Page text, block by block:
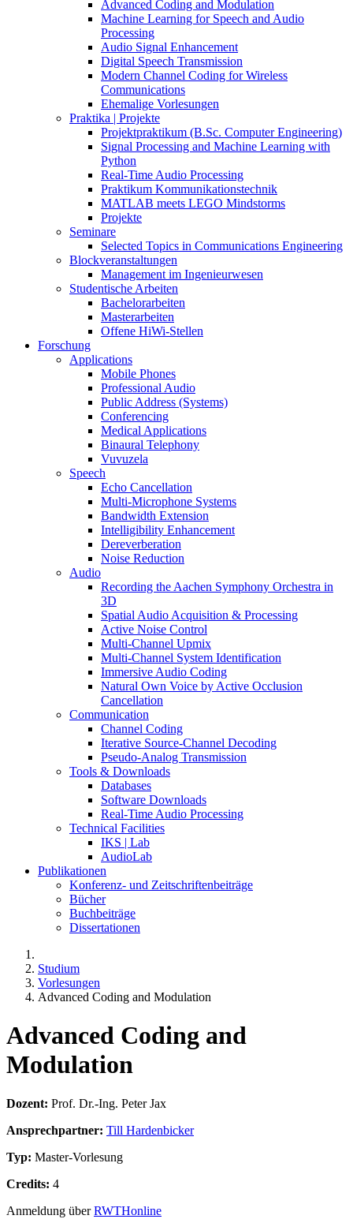
Advanced Coding and Modulation
Machine Learning for Speech and Audio
Processing
Audio Signal Enhancement
Digital Speech Transmission
Modern Channel Coding for Wireless
Communications
Ehemalige Vorlesungen
Praktika | Projekte
Projektpraktikum (B.Sc. Computer Engineering)
Signal Processing and Machine Learning with
Python
Real-Time Audio Processing
Praktikum Kommunikationstechnik
MATLAB meets LEGO Mindstorms
Projekte
Seminare
Selected Topics in Communications Engineering
Blockveranstaltungen
Management im Ingenieurwesen
Studentische Arbeiten
Bachelorarbeiten
Masterarbeiten
Offene HiWi-Stellen
Forschung
Applications
Mobile Phones
Professional Audio
Public Address (Systems)
Conferencing
Medical Applications
Binaural Telephony
Vuvuzela
Speech
Echo Cancellation
Multi-Microphone Systems
Bandwidth Extension
Intelligibility Enhancement
Dereverberation
Noise Reduction
Audio
Recording the Aachen Symphony Orchestra in
3D
Spatial Audio Acquisition & Processing
Active Noise Control
Multi-Channel Upmix
Multi-Channel System Identification
Immersive Audio Coding
Natural Own Voice by Active Occlusion
Cancellation
Communication
Channel Coding
Iterative Source-Channel Decoding
Pseudo-Analog Transmission
Tools & Downloads
Databases
Software Downloads
Real-Time Audio Processing
Technical Facilities
IKS | Lab
AudioLab
Publikationen
Konferenz- und Zeitschriftenbeiträge
Bücher
Buchbeiträge
Dissertationen
Studium
Vorlesungen
Advanced Coding and Modulation
Advanced Coding and
Modulation
Dozent: Prof. Dr.-Ing. Peter Jax
Ansprechpartner: Till Hardenbicker
Typ: Master-Vorlesung
Credits: 4
Anmeldung überRWTHonline